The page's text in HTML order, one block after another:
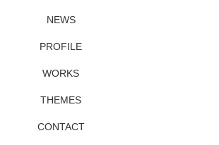
NEWS
PROFILE
WORKS
THEMES
CONTACT